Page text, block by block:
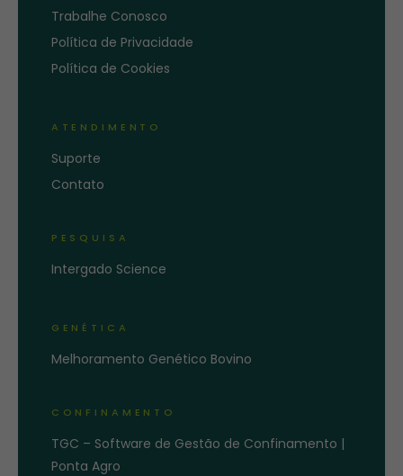
Trabalhe Conosco
Política de Privacidade
Política de Cookies
ATENDIMENTO
Suporte
Contato
PESQUISA
Intergado Science
GENÉTICA
Melhoramento Genético Bovino
CONFINAMENTO
TGC – Software de Gestão de Confinamento |
Ponta Agro